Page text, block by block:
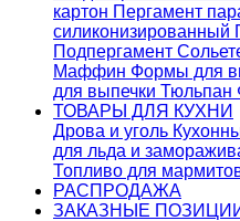
картон Пергамент
силиконизированный
Подпергамент
Маффин Формы для
для выпечки Тюльпан
ТОВАРЫ ДЛЯ КУХНИ
Дрова и уголь
для льда и
Топливо для
РАСПРОДАЖА
ЗАКАЗНЫЕ